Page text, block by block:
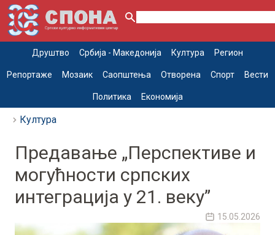
Друштво Србија - Македонија Култура Регион
Репортаже Мозаик Саопштења Отворена Спорт Вести
Политика Економија
Култура
Предавање „Перспективе и
могућности српских
интеграција у 21. веку”
15.05.2026